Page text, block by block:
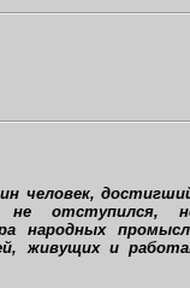
человек,
не отступился,
народных
живущих и